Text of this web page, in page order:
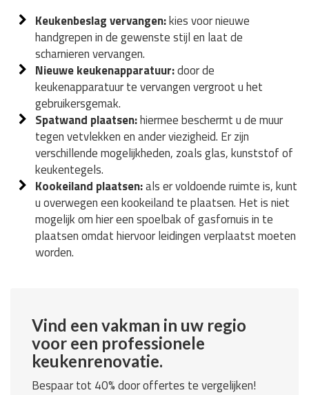
Keukenbeslag vervangen:kies voor nieuwe
handgrepen in de gewenste stijl en laat de
scharnieren vervangen.
Nieuwe keukenapparatuur:door de
keukenapparatuur te vervangen vergroot u het
gebruikersgemak.
Spatwand plaatsen:hiermee beschermt u de muur
tegen vetvlekken en ander viezigheid. Er zijn
verschillende mogelijkheden, zoals glas, kunststof of
keukentegels.
Kookeiland plaatsen:als er voldoende ruimte is, kunt
u overwegen een kookeiland te plaatsen. Het is niet
mogelijk om hier een spoelbak of gasfornuis in te
plaatsen omdat hiervoor leidingen verplaatst moeten
worden.
Vind een vakman in uw regio
voor een professionele
keukenrenovatie.
Bespaar tot 40% door offertes te vergelijken!